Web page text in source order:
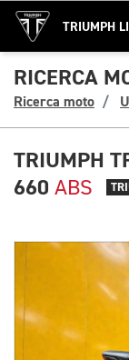
TRIUMPH
RICERCA
Ricerca moto
TRIUMPH
660 ABS